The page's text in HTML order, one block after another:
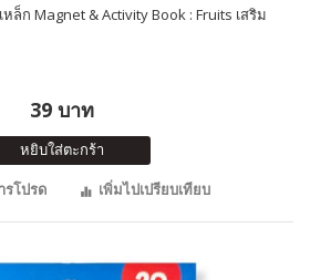
ก Magnet & Activity Book : Fruits เสริม
39 บาท
หยิบใส่ตะกร้า
รโปรด
เพิ่มไปเปรียบเทียบ